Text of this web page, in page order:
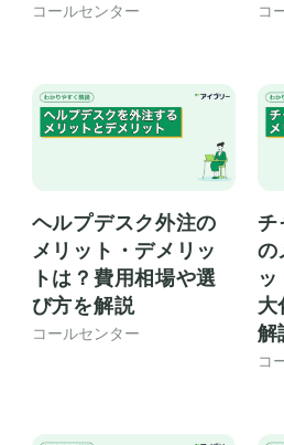
コールセンター コ
ヘルプデスク外注の
メリット・デメリッ
トは？費用相場や選
び方を解説
コールセンター
の
大
解
コ